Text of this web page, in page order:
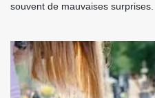
souvent de mauvaises surprises.